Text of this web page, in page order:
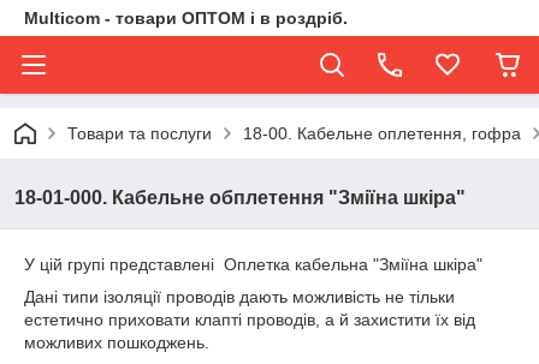
Multicom - товари ОПТОМ і в роздріб.
Товари та послуги 18-00. Кабельне оплетення, гофра
18-01-000. Кабельне обплетення "Зміїна шкіра"
У цій групі представлені Оплетка кабельна "Зміїна шкіра"
Дані типи ізоляції проводів дають можливість не тільки
естетично приховати клапті проводів, а й захистити їх від
можливих пошкоджень.